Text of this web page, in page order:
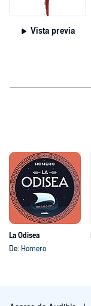
Vista previa
La Odisea
De: Homero